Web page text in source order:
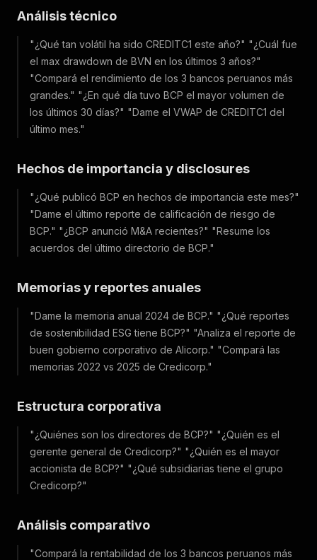
Análisis técnico
"¿Qué tan volátil ha sido CREDITC1 este año?" "¿Cuál fue
el max drawdown de BVN en los últimos 3 años?"
"Compará el rendimiento de los 3 bancos peruanos más
grandes." "¿En qué día tuvo BCP el mayor volumen de
los últimos 30 días?" "Dame el VWAP de CREDITC1 del
último mes."
Hechos de importancia y disclosures
"¿Qué publicó BCP en hechos de importancia este mes?"
"Dame el último reporte de calificación de riesgo de
BCP." "¿BCP anunció M&A recientes?" "Resume los
acuerdos del último directorio de BCP."
Memorias y reportes anuales
"Dame la memoria anual 2024 de BCP." "¿Qué reportes
de sostenibilidad ESG tiene BCP?" "Analiza el reporte de
buen gobierno corporativo de Alicorp." "Compará las
memorias 2022 vs 2025 de Credicorp."
Estructura corporativa
"¿Quiénes son los directores de BCP?" "¿Quién es el
gerente general de Credicorp?" "¿Quién es el mayor
accionista de BCP?" "¿Qué subsidiarias tiene el grupo
Credicorp?"
Análisis comparativo
"Compará la rentabilidad de los 3 bancos peruanos más